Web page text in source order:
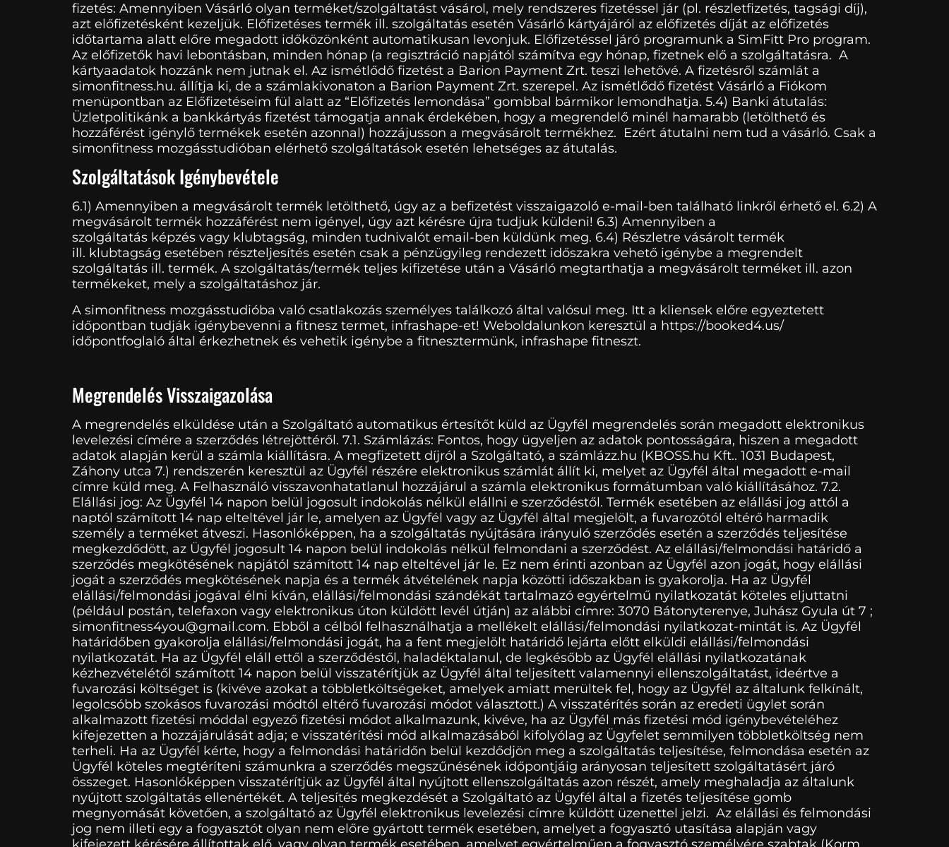
fizetés: Amennyiben Vásárló olyan terméket/szolgáltatást vásárol, mely rendszeres fizetéssel jár (pl. részletfizetés, tagsági díj),
azt előfizetésként kezeljük. Előfizetéses termék ill. szolgáltatás esetén Vásárló kártyájáról az előfizetés díját az előfizetés
időtartama alatt előre megadott időközönként automatikusan levonjuk. Előfizetéssel járó programunk a SimFitt Pro program.
Az előfizetők havi lebontásban, minden hónap (a regisztráció napjától számítva egy hónap, fizetnek elő a szolgáltatásra. A
kártyaadatok hozzánk nem jutnak el. Az ismétlődő fizetést a Barion Payment Zrt. teszi lehetővé. A fizetésről számlát a
simonfitness.hu. állítja ki, de a számlakivonaton a Barion Payment Zrt. szerepel. Az ismétlődő fizetést Vásárló a Fiókom
menüpontban az Előfizetéseim fül alatt az “Előfizetés lemondása” gombbal bármikor lemondhatja. 5.4) Banki átutalás:
Üzletpolitikánk a bankkártyás fizetést támogatja annak érdekében, hogy a megrendelő minél hamarabb (letölthető és
hozzáférést igénylő termékek esetén azonnal) hozzájusson a megvásárolt termékhez. Ezért átutalni nem tud a vásárló. Csak a
simonfitness mozgásstudióban elérhető szolgáltatások esetén lehetséges az átutalás.
Szolgáltatások Igénybevétele
6.1) Amennyiben a megvásárolt termék letölthető, úgy az a befizetést visszaigazoló e-mail-ben található linkről érhető el. 6.2) A
megvásárolt termék hozzáférést nem igényel, úgy azt kérésre újra tudjuk küldeni! 6.3) Amennyiben a
szolgáltatás képzés vagy klubtagság, minden tudnivalót email-ben küldünk meg. 6.4) Részletre vásárolt termék
ill. klubtagság esetében részteljesítés esetén csak a pénzügyileg rendezett időszakra vehető igénybe a megrendelt
szolgáltatás ill. termék. A szolgáltatás/termék teljes kifizetése után a Vásárló megtarthatja a megvásárolt terméket ill. azon
termékeket, mely a szolgáltatáshoz jár.
A simonfitness mozgásstudióba való csatlakozás személyes találkozó által valósul meg. Itt a kliensek előre egyeztetett
időpontban tudják igénybevenni a fitnesz termet, infrashape-et! Weboldalunkon keresztül a https://booked4.us/
időpontfoglaló által érkezhetnek és vehetik igénybe a fitnesztermünk, infrashape fitneszt.
Megrendelés Visszaigazolása
A megrendelés elküldése után a Szolgáltató automatikus értesítőt küld az Ügyfél megrendelés során megadott elektronikus
levelezési címére a szerződés létrejöttéről. 7.1. Számlázás: Fontos, hogy ügyeljen az adatok pontosságára, hiszen a megadott
adatok alapján kerül a számla kiállításra. A megfizetett díjról a Szolgáltató, a számlázz.hu (KBOSS.hu Kft.. 1031 Budapest,
Záhony utca 7.) rendszerén keresztül az Ügyfél részére elektronikus számlát állít ki, melyet az Ügyfél által megadott e-mail
címre küld meg. A Felhasználó visszavonhatatlanul hozzájárul a számla elektronikus formátumban való kiállításához. 7.2.
Elállási jog: Az Ügyfél 14 napon belül jogosult indokolás nélkül elállni e szerződéstől. Termék esetében az elállási jog attól a
naptól számított 14 nap elteltével jár le, amelyen az Ügyfél vagy az Ügyfél által megjelölt, a fuvarozótól eltérő harmadik
személy a terméket átveszi. Hasonlóképpen, ha a szolgáltatás nyújtására irányuló szerződés esetén a szerződés teljesítése
megkezdődött, az Ügyfél jogosult 14 napon belül indokolás nélkül felmondani a szerződést. Az elállási/felmondási határidő a
szerződés megkötésének napjától számított 14 nap elteltével jár le. Ez nem érinti azonban az Ügyfél azon jogát, hogy elállási
jogát a szerződés megkötésének napja és a termék átvételének napja közötti időszakban is gyakorolja. Ha az Ügyfél
elállási/felmondási jogával élni kíván, elállási/felmondási szándékát tartalmazó egyértelmű nyilatkozatát köteles eljuttatni
(például postán, telefaxon vagy elektronikus úton küldött levél útján) az alábbi címre: 3070 Bátonyterenye, Juhász Gyula út 7 ;
simonfitness4you@gmail.com. Ebből a célból felhasználhatja a mellékelt elállási/felmondási nyilatkozat-mintát is. Az Ügyfél
határidőben gyakorolja elállási/felmondási jogát, ha a fent megjelölt határidő lejárta előtt elküldi elállási/felmondási
nyilatkozatát. Ha az Ügyfél eláll ettől a szerződéstől, haladéktalanul, de legkésőbb az Ügyfél elállási nyilatkozatának
kézhezvételétől számított 14 napon belül visszatérítjük az Ügyfél által teljesített valamennyi ellenszolgáltatást, ideértve a
fuvarozási költséget is (kivéve azokat a többletköltségeket, amelyek amiatt merültek fel, hogy az Ügyfél az általunk felkínált,
legolcsóbb szokásos fuvarozási módtól eltérő fuvarozási módot választott.) A visszatérítés során az eredeti ügylet során
alkalmazott fizetési móddal egyező fizetési módot alkalmazunk, kivéve, ha az Ügyfél más fizetési mód igénybevételéhez
kifejezetten a hozzájárulását adja; e visszatérítési mód alkalmazásából kifolyólag az Ügyfelet semmilyen többletköltség nem
terheli. Ha az Ügyfél kérte, hogy a felmondási határidőn belül kezdődjön meg a szolgáltatás teljesítése, felmondása esetén az
Ügyfél köteles megtéríteni számunkra a szerződés megszűnésének időpontjáig arányosan teljesített szolgáltatásért járó
összeget. Hasonlóképpen visszatérítjük az Ügyfél által nyújtott ellenszolgáltatás azon részét, amely meghaladja az általunk
nyújtott szolgáltatás ellenértékét. A teljesítés megkezdését a Szolgáltató az Ügyfél által a fizetés teljesítése gomb
megnyomását követően, a szolgáltató az Ügyfél elektronikus levelezési címre küldött üzenettel jelzi. Az elállási és felmondási
jog nem illeti egy a fogyasztót olyan nem előre gyártott termék esetében, amelyet a fogyasztó utasítása alapján vagy